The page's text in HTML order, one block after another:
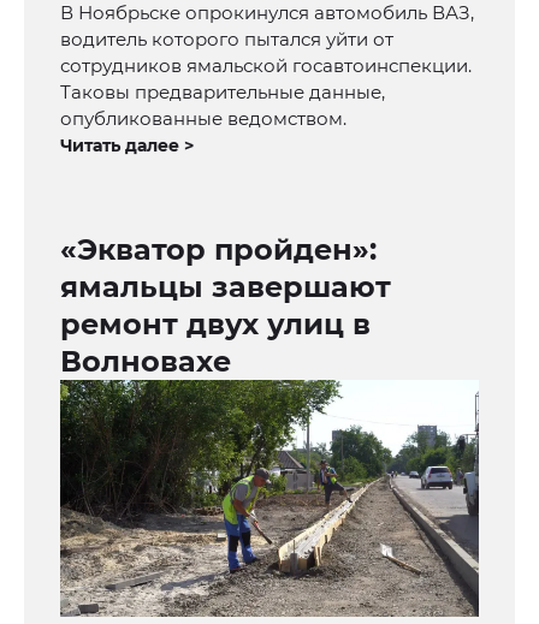
В Ноябрьске опрокинулся автомобиль ВАЗ,
водитель которого пытался уйти от
сотрудников ямальской госавтоинспекции.
Таковы предварительные данные,
опубликованные ведомством.
Читать далее >
«Экватор пройден»:
ямальцы завершают
ремонт двух улиц в
Волновахе